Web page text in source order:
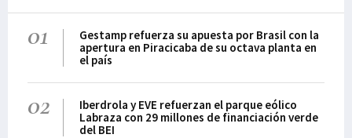
01
Gestamp refuerza su apuesta por Brasil con la
apertura en Piracicaba de su octava planta en
el país
02
Iberdrola y EVE refuerzan el parque eólico
Labraza con 29 millones de financiación verde
del BEI